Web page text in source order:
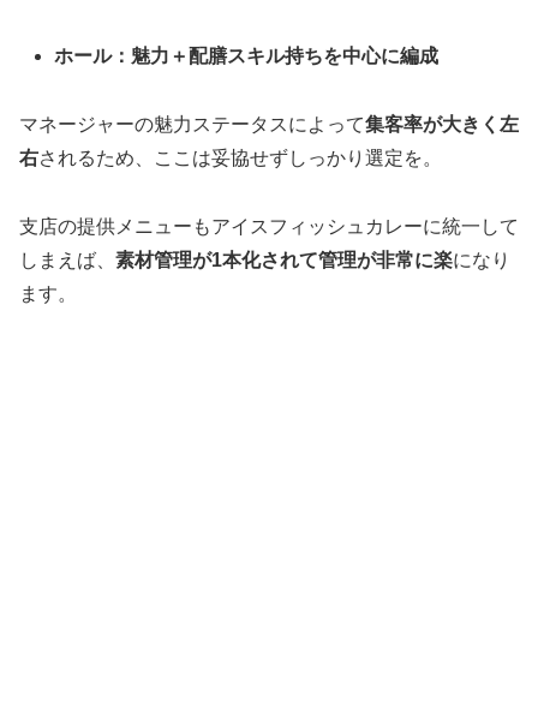
ホール：魅力＋配膳スキル持ちを中心に編成
マネージャーの魅力ステータスによって集客率が大きく左
右されるため、ここは妥協せずしっかり選定を。
支店の提供メニューもアイスフィッシュカレーに統一して
しまえば、 素材管理が1本化されて管理が非常に楽になり
ます。